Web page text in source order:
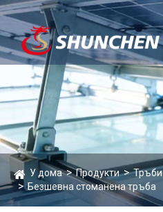
У дома Продукти
Тръби
Безшевна стоманена тръба